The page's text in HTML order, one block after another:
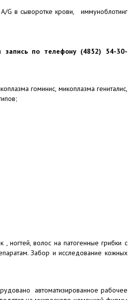
G в сыворотке крови, иммуноблотинг
запись по телефону (4852) 54-30-
гоминис, микоплазма гениталис,
ногтей, волос на патогенные грибки с
Забор и исследование кожных
автоматизированное рабочее